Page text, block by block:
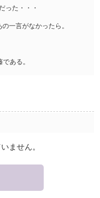
った・・・
一言がなかったら。
ある。
ません。